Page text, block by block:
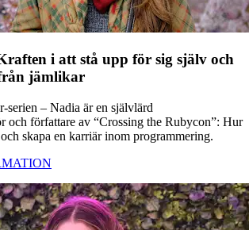
i att stå upp för sig själv och
jämlikar
serien – Nadia är en självlärd
och författare av “Crossing the Rubycon”: Hur
skapa en karriär inom programmering.